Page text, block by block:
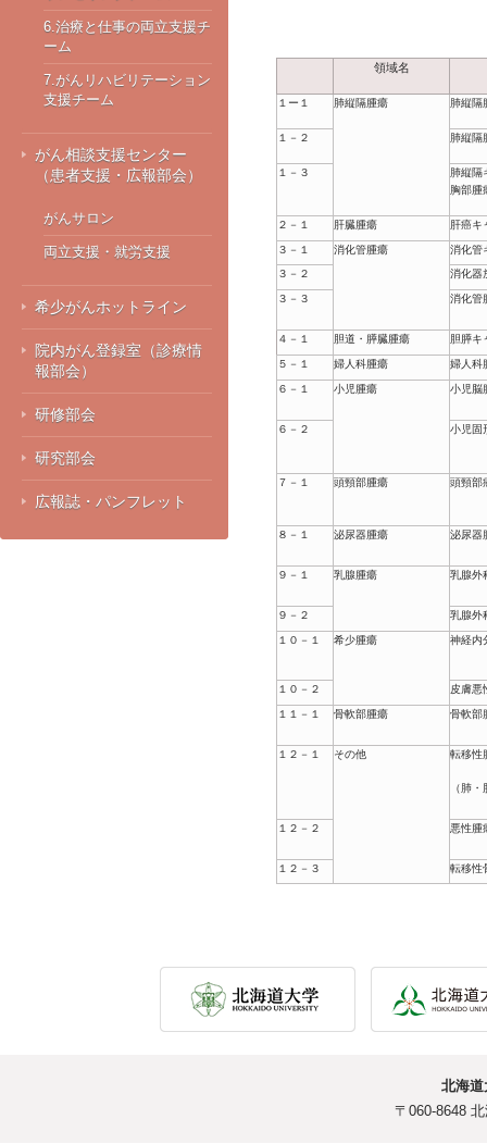
6.治療と仕事の両立支援チ
ーム
7.がんリハビリテーション
支援チーム
がん相談支援センター
（患者支援・広報部会）
がんサロン
両立支援・就労支援
希少がんホットライン
院内がん登録室（診療情
報部会）
研修部会
研究部会
広報誌・パンフレット
領域名
１ー１ 肺縦隔腫瘍 肺縦隔
１－２ 肺縦隔
１－３
肺縦
胸部腫
２－１ 肝臓腫瘍 肝癌キ
３－１ 消化管腫瘍
消化管
３－２
消化器
３－３ 消化管
４－１ 胆道・膵臓腫瘍 胆膵キ
５－１ 婦人科腫瘍 婦人科
６－１ 小児腫瘍 小児脳
６－２ 小児固
７－１ 頭頸部腫瘍 頭頸部
８－１ 泌尿器腫瘍 泌尿器
９－１ 乳腺腫瘍 乳腺外
９－２ 乳腺外
１０－１ 希少腫瘍 神経内
１０－２ 皮膚悪
１１－１ 骨軟部腫瘍 骨軟部
１２－１ その他 転移性
（肺
１２－２ 悪性腫
１２－３ 転移性
北海
〒060-8648